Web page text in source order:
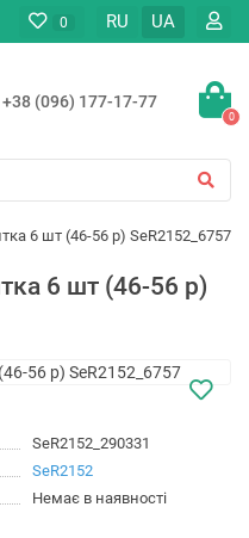
0 RU UA
+38 (096) 177-17-77
0
6 шт (46-56 р) SeR2152_6757
6 шт (46-56 р)
SeR2152_290331
SeR2152
Немає в наявності